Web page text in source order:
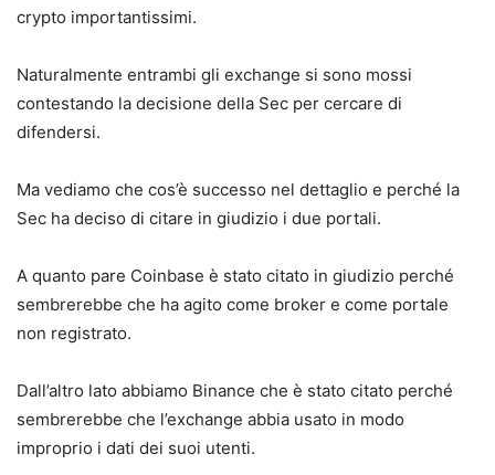
crypto importantissimi.
Naturalmente entrambi gli exchange si sono mossi
contestando la decisione della Sec per cercare di
difendersi.
Ma vediamo che cos’è successo nel dettaglio e perché la
Sec ha deciso di citare in giudizio i due portali.
A quanto pare Coinbase è stato citato in giudizio perché
sembrerebbe che ha agito come broker e come portale
non registrato.
Dall’altro lato abbiamo Binance che è stato citato perché
sembrerebbe che l’exchange abbia usato in modo
improprio i dati dei suoi utenti.